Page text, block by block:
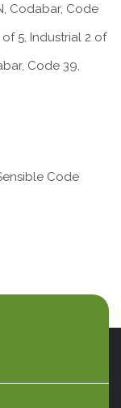
Codabar, Code
of 5, Industrial 2 of
Code 39,
Code